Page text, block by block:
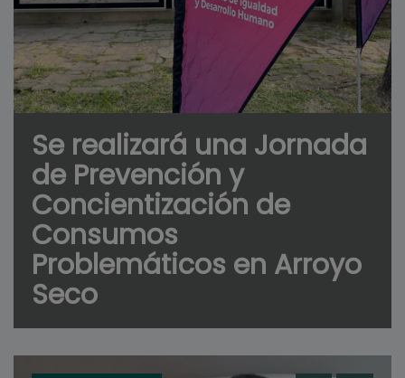
Se realizará una Jornada
de Prevención y
Concientización de
Consumos
Problemáticos en Arroyo
Seco